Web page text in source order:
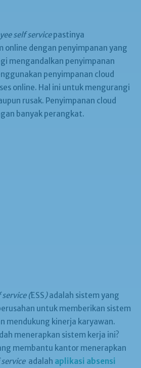
self servicepastinya
online dengan penyimpanan yang
mengandalkan penyimpanan
penyimpanan cloud
online. Hal ini untuk mengurangi
rusak. Penyimpanan cloud
banyak perangkat.
(ESS)adalah sistem yang
untuk memberikan sistem
mendukung kinerja karyawan.
menerapkan sistem kerja ini?
membantu kantor menerapkan
adalah aplikasi absensi